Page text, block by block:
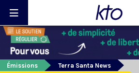
Émissions
Terra Santa News